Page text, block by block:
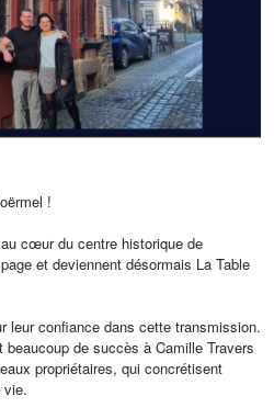
!
cœur du centre historique de
et deviennent désormais La Table
leur confiance dans cette transmission.
de succès à Camille Travers
propriétaires, qui concrétisent
vie.